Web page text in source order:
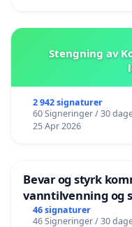
Stengning av
2 942 signaturer
60 Signeringer / 30
25 Apr 2026
Bevar og styrk
vanntilvenning og
barnehagene i
46 signaturer
46 Signeringer / 30